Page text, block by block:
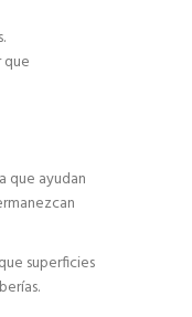
que
que ayudan
superficies